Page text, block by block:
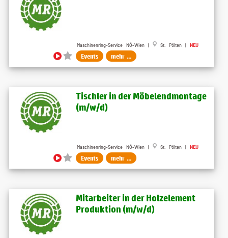
Maschinenring-Service NÖ-Wien | St. Pölten | NEU
Events mehr ...
Tischler in der Möbelendmontage
(m​/w​/d)
Maschinenring-Service NÖ-Wien | St. Pölten | NEU
Events mehr ...
Mitarbeiter in der Holzelement
Produktion (m​/w​/d)